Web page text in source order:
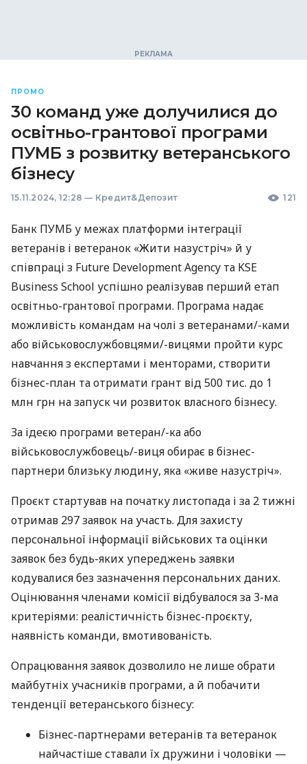
ПРОМО
30 команд уже долучилися до
освітньо-грантової програми
ПУМБ з розвитку ветеранського
бізнесу
15.11.2024, 12:28 — Кредит&Депозит 121
Банк ПУМБ у межах платформи інтеграції
ветеранів і ветеранок «Жити назустріч» й у
співпраці з Future Development Agency та KSE
Business School успішно реалізував перший етап
освітньо-грантової програми. Програма надає
можливість командам на чолі з ветеранами/-ками
або військовослужбовцями/-вицями пройти курс
навчання з експертами і менторами, створити
бізнес-план та отримати грант від 500 тис. до 1
млн грн на запуск чи розвиток власного бізнесу.
За ідеєю програми ветеран/-ка або
військовослужбовець/-виця обирає в бізнес-
партнери близьку людину, яка «живе назустріч».
Проєкт стартував на початку листопада і за 2 тижні
отримав 297 заявок на участь. Для захисту
персональної інформації військових та оцінки
заявок без будь-яких упереджень заявки
кодувалися без зазначення персональних даних.
Оцінювання членами комісії відбувалося за 3-ма
критеріями: реалістичність бізнес-проєкту,
наявність команди, вмотивованість.
Опрацювання заявок дозволило не лише обрати
майбутніх учасників програми, а й побачити
тенденції ветеранського бізнесу:
Бізнес-партнерами ветеранів та ветеранок
найчастіше ставали їх дружини і чоловіки —